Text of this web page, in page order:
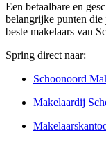
Een betaalbare en
belangrijke punten
beste makelaars van
Spring direct naar:
Schoonoord
Makelaardij